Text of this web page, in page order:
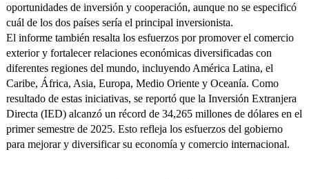
oportunidades de inversión y cooperación, aunque no se especificó
cuál de los dos países sería el principal inversionista.
El informe también resalta los esfuerzos por promover el comercio
exterior y fortalecer relaciones económicas diversificadas con
diferentes regiones del mundo, incluyendo América Latina, el
Caribe, África, Asia, Europa, Medio Oriente y Oceanía. Como
resultado de estas iniciativas, se reportó que la Inversión Extranjera
Directa (IED) alcanzó un récord de 34,265 millones de dólares en el
primer semestre de 2025. Esto refleja los esfuerzos del gobierno
para mejorar y diversificar su economía y comercio internacional.